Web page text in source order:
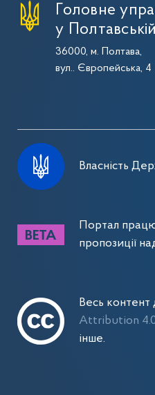
Головне
у
36000, м. Полтава,
вул.. Європейська, 4
Власність
Портал
пропозиції
Весь контент
Attribution
інше.